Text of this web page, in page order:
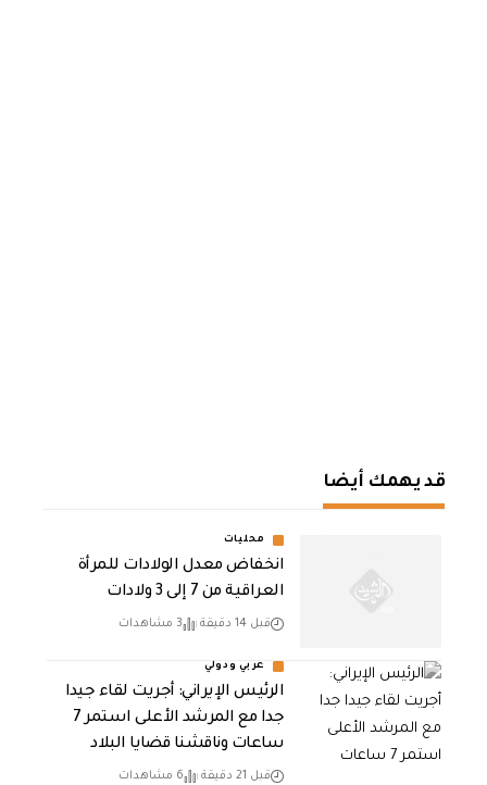
قد يهمك أيضا
محليات
انخفاض معدل الولادات للمرأة
العراقية من 7 إلى 3 ولادات
قبل 14 دقيقة 3 مشاهدات
عربي ودولي
الرئيس الإيراني: أجريت لقاء جيدا
جدا مع المرشد الأعلى استمر 7
ساعات وناقشنا قضايا البلاد
قبل 21 دقيقة 6 مشاهدات